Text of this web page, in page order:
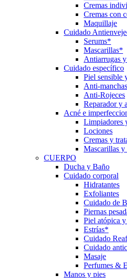
Cremas
Cremas con
Maquillaje
Cuidado
Serums*
Mascarillas*
Antiarrugas
Cuidado específico
Piel sensible
Anti-
Anti-Rojeces
Reparador y
Acné e
Limpiadores
Lociones
Cremas y
Mascarillas y
CUERPO
Ducha y Baño
Cuidado corporal
Hidratantes
Exfoliantes
Cuidado de
Piernas
Piel atópica y
Estrías*
Cuidado
Cuidado
Masaje
Perfumes &
Manos y pies